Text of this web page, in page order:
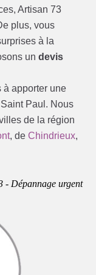
Artisan 73
plus, vous
à la
undevis
à apporter une
Paul. Nous
de la région
, deChindrieux,
- Dépannage urgent